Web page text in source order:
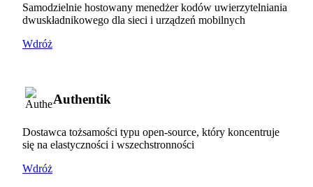
Samodzielnie hostowany menedżer kodów uwierzytelniania
dwuskładnikowego dla sieci i urządzeń mobilnych
Wdróż
Authentik
Dostawca tożsamości typu open-source, który koncentruje
się na elastyczności i wszechstronności
Wdróż